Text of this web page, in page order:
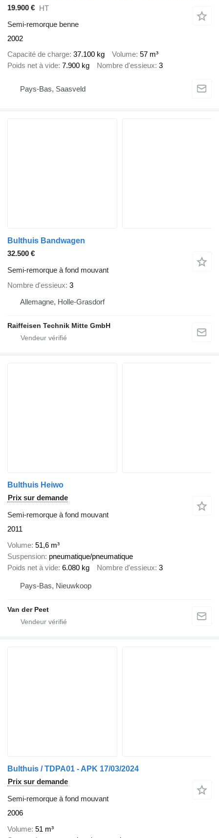
19.900 € HT
Semi-remorque benne
2002
Capacité de charge 37.100 kg Volume 57 m³
Poids net à vide 7.900 kg Nombre d'essieux 3
Pays-Bas, Saasveld
Bulthuis Bandwagen
32.500 €
Semi-remorque à fond mouvant
Nombre d'essieux 3
Allemagne, Holle-Grasdorf
Raiffeisen Technik Mitte GmbH
Bulthuis Heiwo
Prix sur demande
Semi-remorque à fond mouvant
2011
Volume 51,6 m³
Suspension pneumatique/pneumatique
Poids net à vide 6.080 kg Nombre d'essieux 3
Pays-Bas, Nieuwkoop
Van der Peet
Bulthuis / TDPA01 - APK 17/03/2024
Prix sur demande
Semi-remorque à fond mouvant
2006
Volume 51 m³